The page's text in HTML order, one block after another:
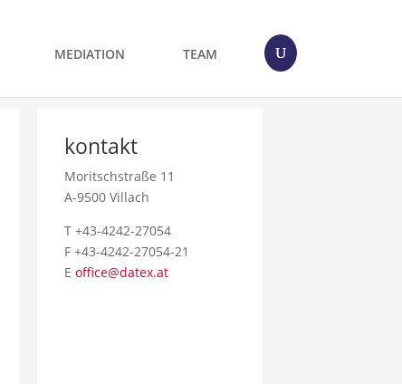
MEDIATION TEAM
kontakt
Moritschstraße 11
A-9500 Villach
T +43-4242-27054
F +43-4242-27054-21
E office@datex.at